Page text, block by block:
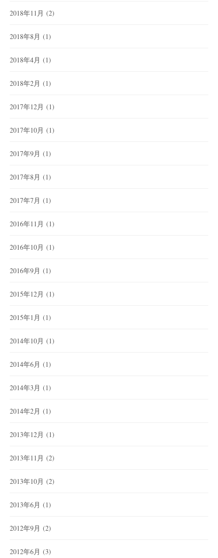
2018年11月 (2)
2018年8月 (1)
2018年4月 (1)
2018年2月 (1)
2017年12月 (1)
2017年10月 (1)
2017年9月 (1)
2017年8月 (1)
2017年7月 (1)
2016年11月 (1)
2016年10月 (1)
2016年9月 (1)
2015年12月 (1)
2015年1月 (1)
2014年10月 (1)
2014年6月 (1)
2014年3月 (1)
2014年2月 (1)
2013年12月 (1)
2013年11月 (2)
2013年10月 (2)
2013年6月 (1)
2012年9月 (2)
2012年6月 (3)